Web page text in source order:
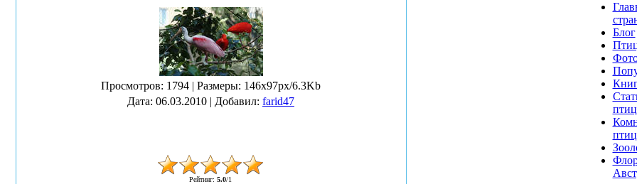
Просмотров: 1794 | Размеры: 146x97px/6.3Kb
Дата: 06.03.2010 | Добавил: farid47
Рейтинг: 5.0/1
Блог